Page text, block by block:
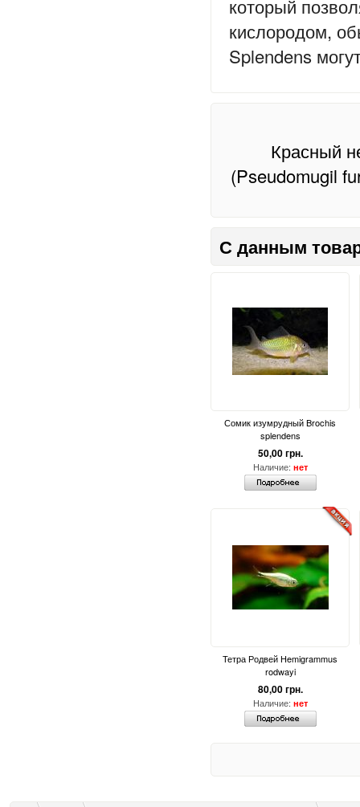
который
кислородом,
Splendens
Красный
(Pseudomugil
С данным
Сомик изумрудный Brochis
splendens
50,00 грн.
Наличие: нет
Тетра Родвей Hemigrammus
rodwayi
80,00 грн.
Наличие: нет